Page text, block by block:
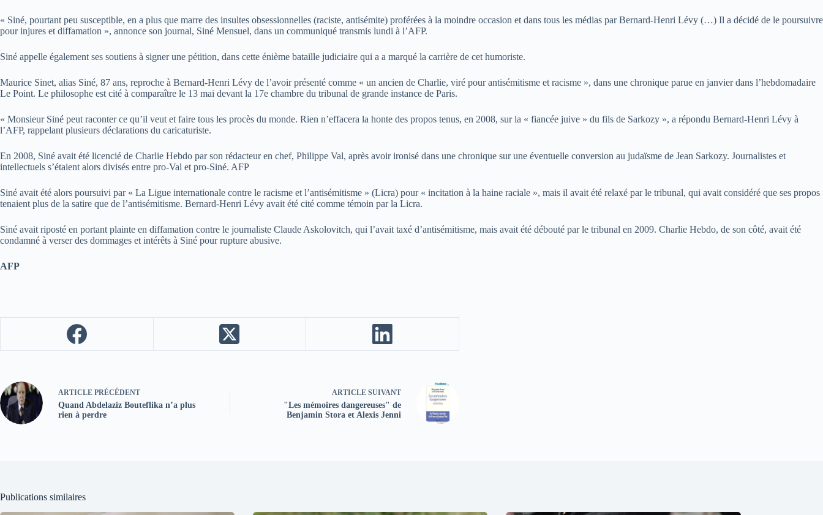
« Siné, pourtant peu susceptible, en a plus que marre des insultes obsessionnelles (raciste, antisémite) proférées à la moindre occasion et dans tous les médias par Bernard-Henri Lévy (…) Il a décidé de le poursuivre
pour injures et diffamation », annonce son journal, Siné Mensuel, dans un communiqué transmis lundi à l’AFP.
Siné appelle également ses soutiens à signer une pétition, dans cette énième bataille judiciaire qui a a marqué la carrière de cet humoriste.
Maurice Sinet, alias Siné, 87 ans, reproche à Bernard-Henri Lévy de l’avoir présenté comme « un ancien de Charlie, viré pour antisémitisme et racisme », dans une chronique parue en janvier dans l’hebdomadaire
Le Point. Le philosophe est cité à comparaître le 13 mai devant la 17e chambre du tribunal de grande instance de Paris.
« Monsieur Siné peut raconter ce qu’il veut et faire tous les procès du monde. Rien n’effacera la honte des propos tenus, en 2008, sur la « fiancée juive » du fils de Sarkozy », a répondu Bernard-Henri Lévy à
l’AFP, rappelant plusieurs déclarations du caricaturiste.
En 2008, Siné avait été licencié de Charlie Hebdo par son rédacteur en chef, Philippe Val, après avoir ironisé dans une chronique sur une éventuelle conversion au judaïsme de Jean Sarkozy. Journalistes et
intellectuels s’étaient alors divisés entre pro-Val et pro-Siné. AFP
Siné avait été alors poursuivi par « La Ligue internationale contre le racisme et l’antisémitisme » (Licra) pour « incitation à la haine raciale », mais il avait été relaxé par le tribunal, qui avait considéré que ses propos
tenaient plus de la satire que de l’antisémitisme. Bernard-Henri Lévy avait été cité comme témoin par la Licra.
Siné avait riposté en portant plainte en diffamation contre le journaliste Claude Askolovitch, qui l’avait taxé d’antisémitisme, mais avait été débouté par le tribunal en 2009. Charlie Hebdo, de son côté, avait été
condamné à verser des dommages et intérêts à Siné pour rupture abusive.
AFP
ARTICLE PRÉCÉDENT
Quand Abdelaziz Bouteflika n’a plus
rien à perdre
ARTICLE SUIVANT
"Les mémoires dangereuses" de
Benjamin Stora et Alexis Jenni
Publications similaires